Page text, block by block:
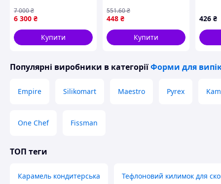
(6977222)
6 300 ₴
7 000₴
Купити
448 ₴
551.60₴
Купити
426 ₴
Популярні виробники в категоріїФорми для
Empire Silikomart Maestro Pyrex
One Chef Fissman
ТОП теги
Карамель кондитерська Тефлоновий килимок для